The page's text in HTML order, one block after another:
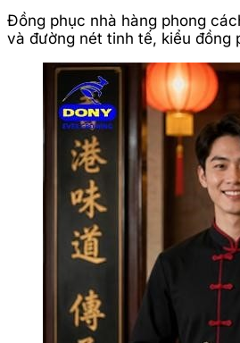
Đồng phục nhà hàng phong
và đường nét tinh tế, kiểu đồng